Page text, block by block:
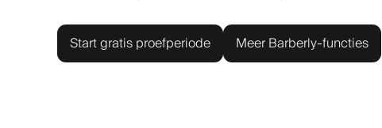
Start gratis proefperiode Meer Barberly-functies